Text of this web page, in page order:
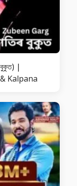
|
Kalpana